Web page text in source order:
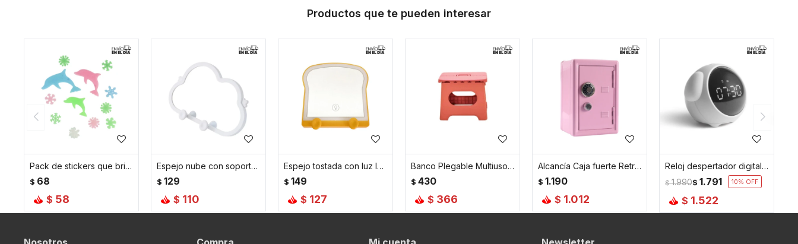
Productos que te pueden interesar
Pack de stickers que brillan en la oscuridad - Delfines
$ 68
$ 58
Espejo nube con soporte para celular 13 cm x 20,5 cm
$ 129
$ 110
Espejo tostada con luz led 14 cm x 14,5 cm
$ 149
$ 127
Banco Plegable Multiuso Resistente - Naranja
$ 430
$ 366
Alcancía Caja fuerte Retro - Rosada
$ 1.190
$ 1.012
Reloj despertador digital - Blanco
$ 1.791
$ 1.990 10
$ 1.522